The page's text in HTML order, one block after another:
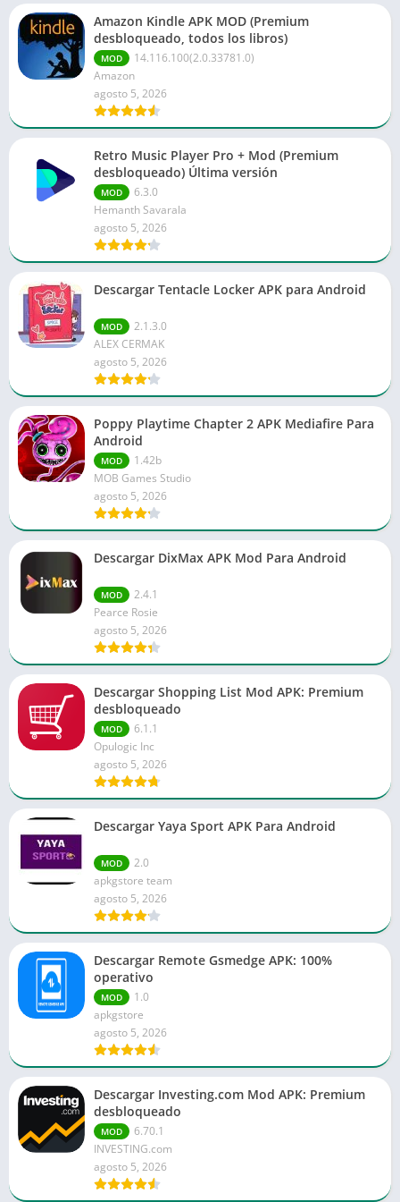
Amazon Kindle APK MOD (Premium
desbloqueado, todos los libros)
MOD
14.116.100(2.0.33781.0)
Amazon
agosto 5, 2026
Retro Music Player Pro + Mod (Premium
desbloqueado) Última versión
MOD
6.3.0
Hemanth Savarala
agosto 5, 2026
Descargar Tentacle Locker APK para Android
MOD
2.1.3.0
ALEX CERMAK
agosto 5, 2026
Poppy Playtime Chapter 2 APK Mediafire Para
Android
MOD
1.42b
MOB Games Studio
agosto 5, 2026
Descargar DixMax APK Mod Para Android
MOD
2.4.1
Pearce Rosie
agosto 5, 2026
Descargar Shopping List Mod APK: Premium
desbloqueado
MOD
6.1.1
Opulogic Inc
agosto 5, 2026
Descargar Yaya Sport APK Para Android
MOD
2.0
apkgstore team
agosto 5, 2026
Descargar Remote Gsmedge APK: 100%
operativo
MOD
1.0
apkgstore
agosto 5, 2026
Descargar Investing.com Mod APK: Premium
desbloqueado
MOD
6.70.1
INVESTING.com
agosto 5, 2026